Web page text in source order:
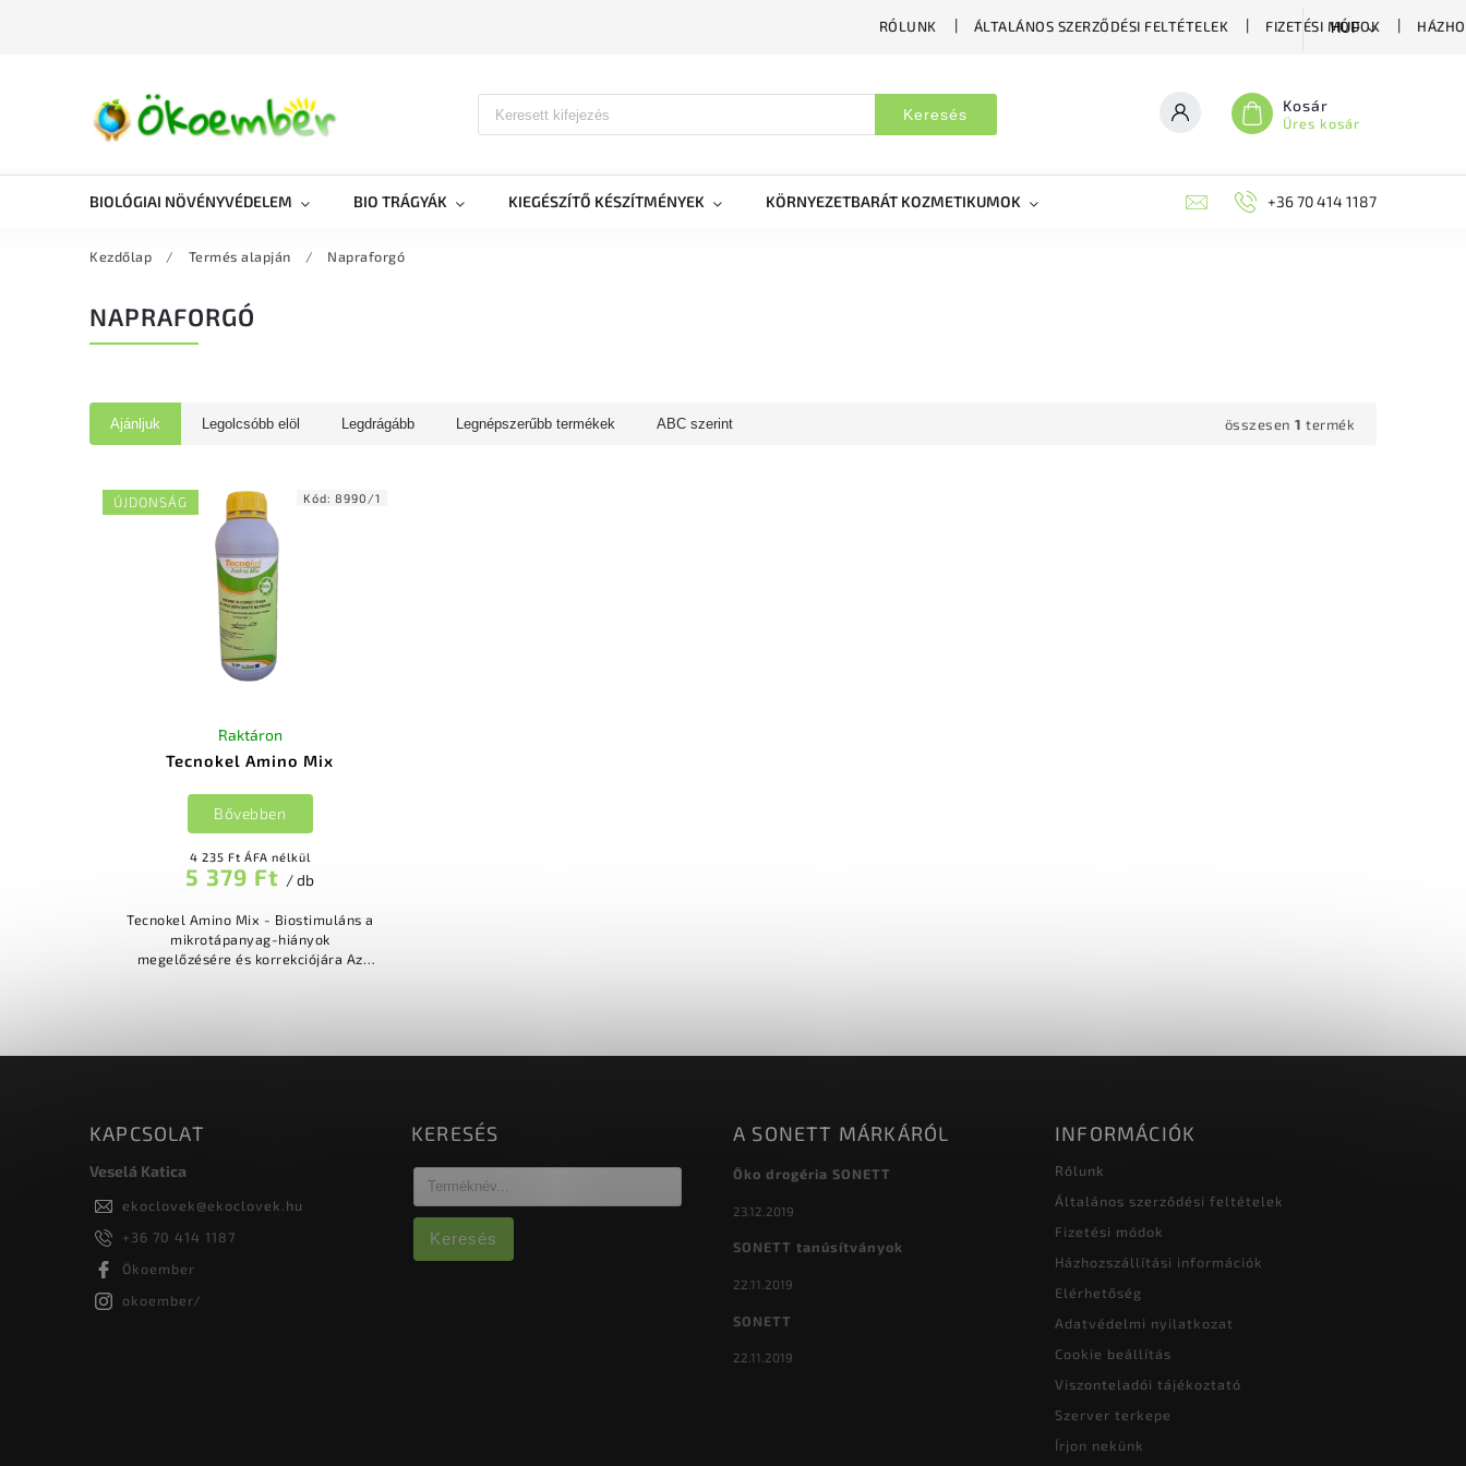
RÓLUNK ÁLTALÁNOS SZERZŐDÉSI FELTÉTELEK FIZETÉSI MÓDOK
HUF
Keresés Kosár
Üres kosár
BIOLÓGIAI NÖVÉNYVÉDELEM BIO TRÁGYÁK KIEGÉSZÍTŐ KÉSZÍTMÉNYEK KÖRNYEZETBARÁT KOZMETIKUMOK BLOG MÉHÉSZETI
+36 70 414 1187
Kezdőlap / Termés alapján / Napraforgó
NAPRAFORGÓ
Ajánljuk Legolcsóbb elöl Legdrágább Legnépszerűbb termékek ABC szerint összesen 1 termék
ÚJDONSÁG
Tecnokel Amino Mix
Raktáron
4 235 Ft ÁFA nélkül
5 379 Ft / db
Bővebben
Tecnokel Amino Mix - Biostimuláns a
mikrotápanyag-hiányok
megelőzésére és korrekciójára Az
Kód:8990/1
KAPCSOLAT
Veselá Katica
ekoclovek@ekoclovek.hu
+36 70 414 1187
Ökoember
okoember/
KERESÉS
Keresés
A SONETT MÁRKÁRÓL
Öko drogéria SONETT
23.12.2019
SONETT tanúsítványok
22.11.2019
SONETT
22.11.2019
INFORMÁCIÓK
Rólunk
Általános szerződési feltételek
Fizetési módok
Házhozszállítási információk
Elérhetőség
Adatvédelmi nyilatkozat
Cookie beállítás
Viszonteladói tájékoztató
Szerver terkepe
Írjon nekünk